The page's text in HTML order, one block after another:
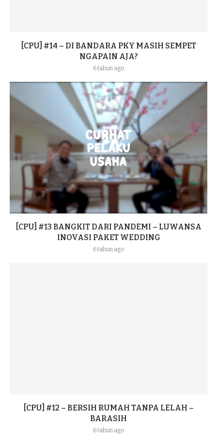
[CPU] #14 – DI BANDARA PKY MASIH SEMPET
NGAPAIN AJA?
6 tahun ago
[CPU] #13 BANGKIT DARI PANDEMI – LUWANSA
INOVASI PAKET WEDDING
6 tahun ago
[CPU] #12 – BERSIH RUMAH TANPA LELAH –
BARASIH
6 tahun ago